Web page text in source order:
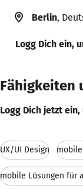
Berlin,
Logg Dich ein,
Fähigkeiten
Logg Dich jetzt
UX/UI Design
mobile Lösungen für